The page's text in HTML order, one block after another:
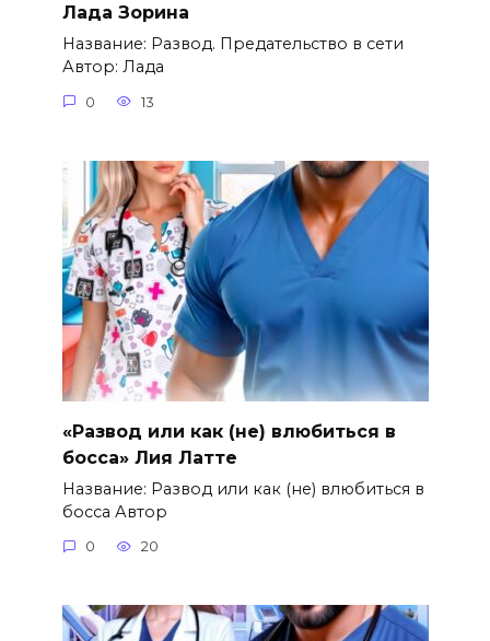
Лада Зорина
Название: Развод. Предательство в сети
Автор: Лада
0 13
«Развод или как (не) влюбиться в
босса» Лия Латте
Название: Развод или как (не) влюбиться в
босса Автор
0 20